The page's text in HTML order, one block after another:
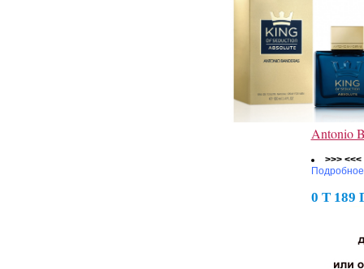
Antonio
>>> <<<
0 Т 189